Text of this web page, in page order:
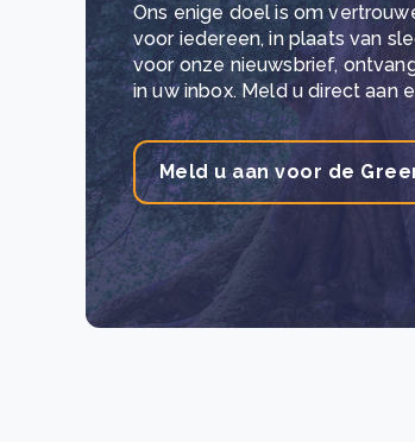
Ons enige doel is om
voor iedereen, in plaats van
voor onze nieuwsbrief,
in uw inbox. Meld u direct aan
Meld u aan voor de